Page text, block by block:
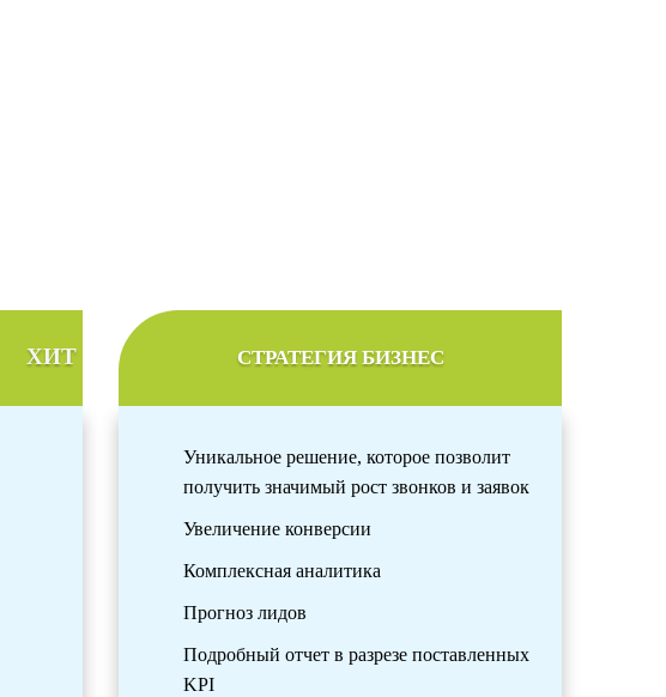
ХИТ СТРАТЕГИЯ БИЗНЕС
Уникальное решение, которое позволит
получить значимый рост звонков и заявок
Увеличение конверсии
Комплексная аналитика
Прогноз лидов
Подробный отчет в разрезе поставленных
KPI